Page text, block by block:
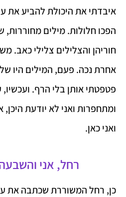
איבדתי את היכולת להביע את
הפכו חלולות. מילים מחוררות,
חוריהן והצלילים צלילי כאב.
אחרת נכה. פעם, המילים היו
פטפטתי אותן בלי הרף.
ומתחפרות ואני לא יודעת
ואני כאן.
רחל, אני
כן, רחל המשוררת שכתבה את